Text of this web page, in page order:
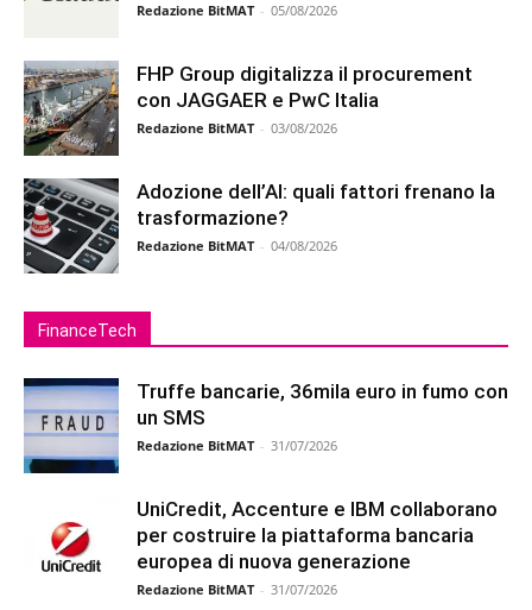
Redazione BitMAT - 05/08/2026
FHP Group digitalizza il procurement
con JAGGAER e PwC Italia
Redazione BitMAT - 03/08/2026
Adozione dell’AI: quali fattori frenano la
trasformazione?
Redazione BitMAT - 04/08/2026
FinanceTech
Truffe bancarie, 36mila euro in fumo con
un SMS
Redazione BitMAT - 31/07/2026
UniCredit, Accenture e IBM collaborano
per costruire la piattaforma bancaria
europea di nuova generazione
Redazione BitMAT - 31/07/2026